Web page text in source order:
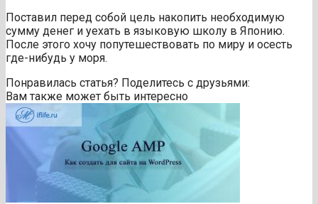
Поставил перед собой цель накопить необходимую
сумму денег и уехать в языковую школу в Японию.
После этого хочу попутешествовать по миру и осесть
где-нибудь у моря.
Понравилась статья? Поделитесь с друзьями:
Вам также может быть интересно